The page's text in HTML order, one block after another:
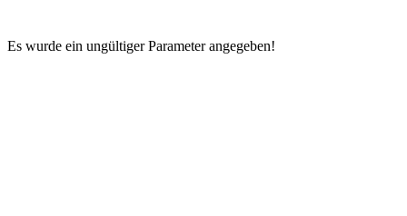
Es wurde ein ungültiger Parameter angegeben!